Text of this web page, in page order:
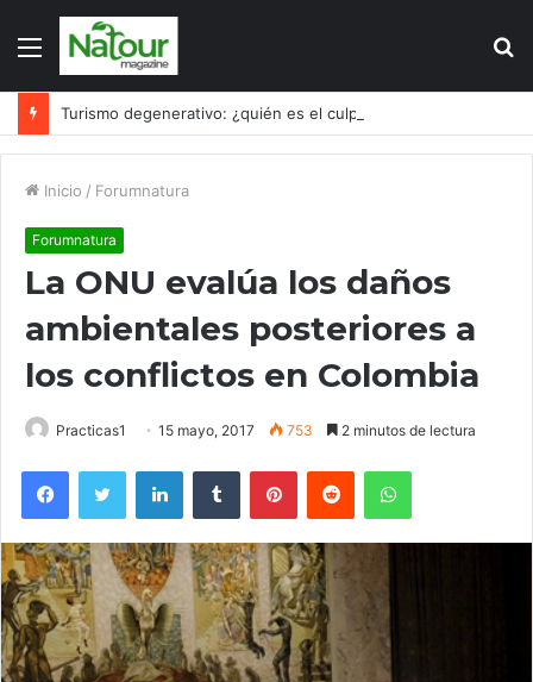
Menú
Inicio / Forumnatura
Forumnatura
La ONU evalúa los daños
ambientales posteriores a
los conflictos en Colombia
Practicas1 15 mayo, 2017 753 2 minutos de lectura
FacebookTwitter LinkedInTumblr PinterestReddit WhatsApp